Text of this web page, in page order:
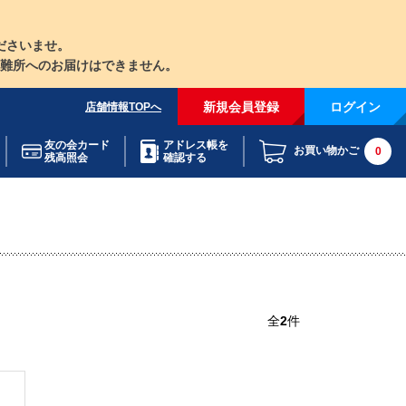
いませ。
へのお届けはできません。
店舗情報TOPへ 新規会員登録 ログイン
友の会カード
残高照会
アドレス帳を
確認する
お買い物かご 0
全2件